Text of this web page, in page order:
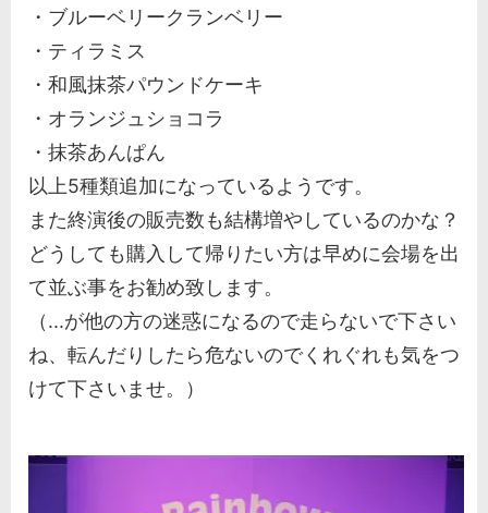
・ブルーベリークランベリー
・ティラミス
・和風抹茶パウンドケーキ
・オランジュショコラ
・抹茶あんぱん
以上5種類追加になっているようです。
また終演後の販売数も結構増やしているのかな？
どうしても購入して帰りたい方は早めに会場を出
て並ぶ事をお勧め致します。
（...が他の方の迷惑になるので走らないで下さい
ね、転んだりしたら危ないのでくれぐれも気をつ
けて下さいませ。）